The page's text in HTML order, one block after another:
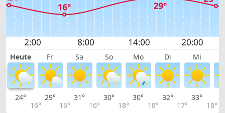
Heute Fr Sa So Mo Di Mi
24°
16°
29°
16°
31°
16°
30°
18°
30°
18°
32°
17°
33°
18°